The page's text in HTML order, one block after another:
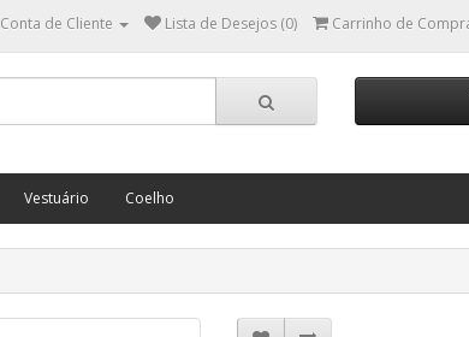
Conta de Cliente Lista de Desejos (0) Carrinho de
Vestuário Coelho